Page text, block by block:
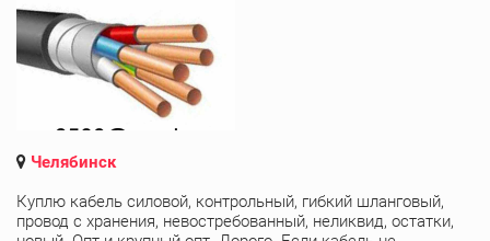
Челябинск
Куплю кабель силовой, контрольный, гибкий шланговый,
провод с хранения, невостребованный, неликвид, остатки,